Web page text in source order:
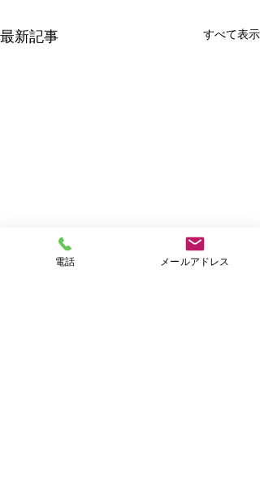
最新記事 すべて表示
電話 メールアドレス